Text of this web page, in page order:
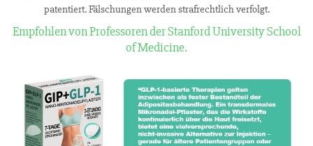
patentiert. Fälschungen werden strafrechtlich verfolgt.
Empfohlen von Professoren der Stanford University School
of Medicine.